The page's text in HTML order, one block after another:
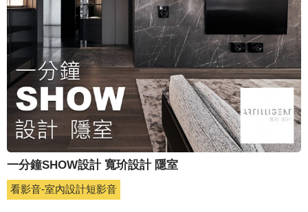
一分鐘SHOW設計 寬玠設計 隱室
看影音-室內設計短影音